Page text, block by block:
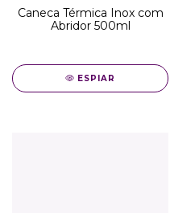
Caneca Térmica Inox com
Abridor 500ml
ESPIAR